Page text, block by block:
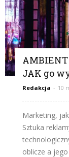
AMBIENT
JAK go
Redakcja - 10
Marketing,
Sztuka
oblicze a